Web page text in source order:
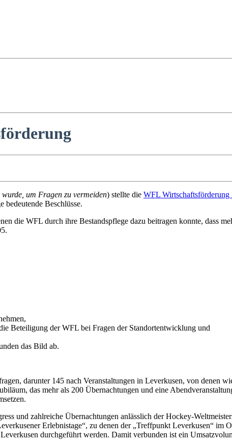
um Fragen zu vermeiden) stellte die WFL
bedeutende Beschlüsse.
die WFL durch ihre Bestandspflege dazu beitragen konnte, dass
Beteiligung der WFL bei Fragen der Standortentwicklung und
das Bild ab.
darunter 145 nach Veranstaltungen in Leverkusen, von denen
das mehr als 200 Übernachtungen und eine
und zahlreiche Übernachtungen anlässlich der Hockey-
Erlebnistage“, zu denen der „Treffpunkt Leverkusen“ im
durchgeführt werden. Damit verbunden ist ein